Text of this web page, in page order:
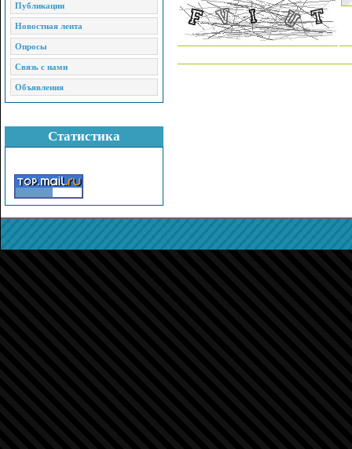
Публикации
Новостная лента
Опросы
Связь с нами
Объявления
Статистика